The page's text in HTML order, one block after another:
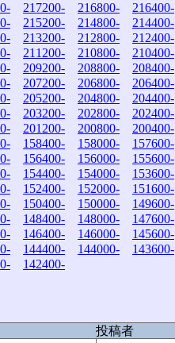
217200- 216800- 216400-
215200- 214800- 214400-
213200- 212800- 212400-
211200- 210800- 210400-
209200- 208800- 208400-
207200- 206800- 206400-
205200- 204800- 204400-
203200- 202800- 202400-
201200- 200800- 200400-
158400- 158000- 157600-
156400- 156000- 155600-
154400- 154000- 153600-
152400- 152000- 151600-
150400- 150000- 149600-
148400- 148000- 147600-
146400- 146000- 145600-
144400- 144000- 143600-
142400-
投稿者